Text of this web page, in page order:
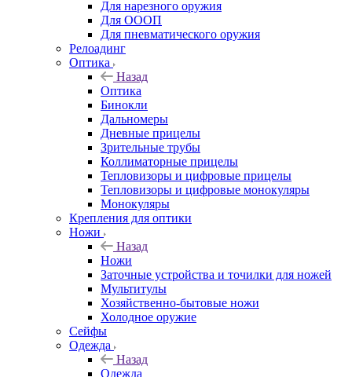
Для нарезного оружия
Для ОООП
Для пневматического оружия
Релоадинг
Оптика
Назад
Оптика
Бинокли
Дальномеры
Дневные прицелы
Зрительные трубы
Коллиматорные прицелы
Тепловизоры и цифровые прицелы
Тепловизоры и цифровые монокуляры
Монокуляры
Крепления для оптики
Ножи
Назад
Ножи
Заточные устройства и точилки для ножей
Мультитулы
Хозяйственно-бытовые ножи
Холодное оружие
Сейфы
Одежда
Назад
Одежда